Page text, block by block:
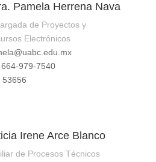
Pamela Herrena Nava
de Proyectos y
Electrónicos
664-979-7540
53656
Irene Arce Blanco
de Procesos Técnicos